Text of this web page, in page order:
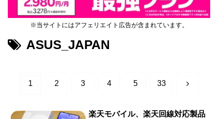
※当サイトにはアフェリエイト広告が含まれています。
ASUS_JAPAN
1 2 3 4 5 33 次
楽天モバイル、楽天回線対応製品